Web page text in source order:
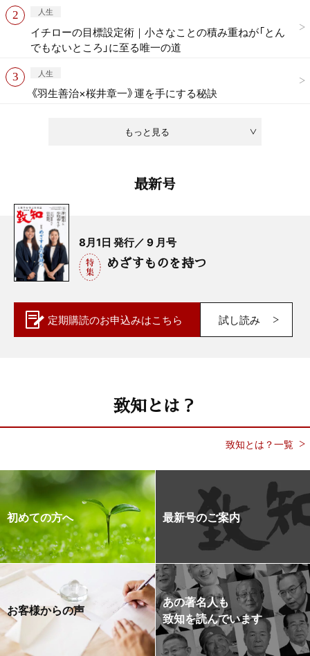
もっと見る
人生
イチローの目標設定術｜小さなことの積み重ねが「とん
でもないところ」に至る唯一の道
人生
《羽生善治×桜井章一》運を手にする秘訣
最新号
8月1日 発行／ 9 月号
めざすものを持つ
定期購読のお申込みはこちら 試し読み
致知とは？
致知とは？一覧
初めての方へ 最新号のご案内
お客様からの声
あの著名人も
致知を読んでいます